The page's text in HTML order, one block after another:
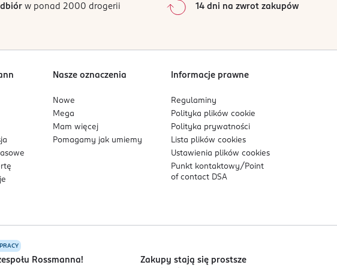
0%
Sortowanie wgdata: od najnowszej
w ponad 2000 drogerii 14 dni na zwrot zakupów
Nasze oznaczenia
Nowe
Mega
Mam więcej
Pomagamy jak umiemy
Informacje prawne
Regulaminy
Polityka plikówcookie
Polityka prywatności
Lista plikówcookies
Ustawienia plikówcookies
Punkt kontaktowy/ Point
of contact DSA
Rossmanna! Zakupy stają się prostsze